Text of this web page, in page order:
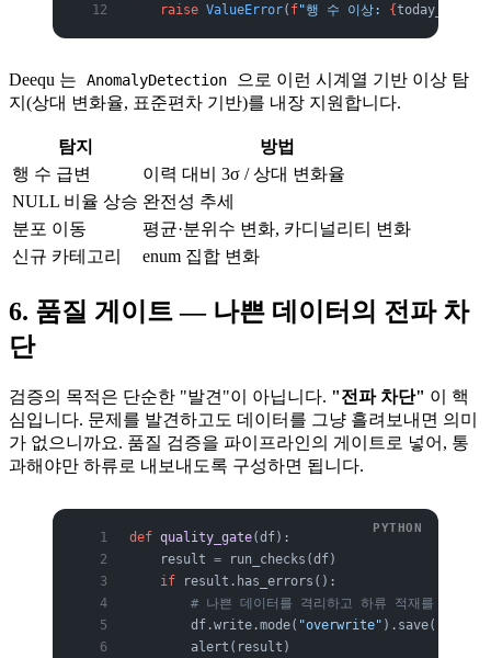
    raise
ValueError( f"행 수 이상: {today_rows
Deequ 는 AnomalyDetection
으로 이런 시계열 기반 이상 탐
지(상대 변화율, 표준편차 기반)를 내장 지원합니다.
탐지
방법
행 수 급변
이력 대비 3σ / 상대 변화율
NULL 비율 상승 완전성 추세
분포 이동
평균·분위수 변화, 카디널리티 변화
신규 카테고리
enum 집합 변화
6. 품질 게이트 — 나쁜 데이터의 전파 차
단
검증의 목적은 단순한 "발견"이 아닙니다. "전파 차단" 이 핵
심입니다. 문제를 발견하고도 데이터를 그냥 흘려보내면 의미
가 없으니까요. 품질 검증을 파이프라인의 게이트로 넣어, 통
과해야만 하류로 내보내도록 구성하면 됩니다.
def quality_gate(df):
    result
= run_checks(df)
    if
result.has_errors():
        # 나쁜 데이터를 격리하고 하류 적재를 막음
        df.write.mode(
"overwrite" ).save(
        alert(result)